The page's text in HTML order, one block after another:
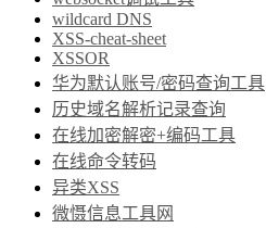
wildcard DNS
XSS-cheat-sheet
XSSOR
华为默认账号/密码查询工具
历史域名解析记录查询
在线加密解密+编码工具
在线命令转码
异类XSS
微慑信息工具网